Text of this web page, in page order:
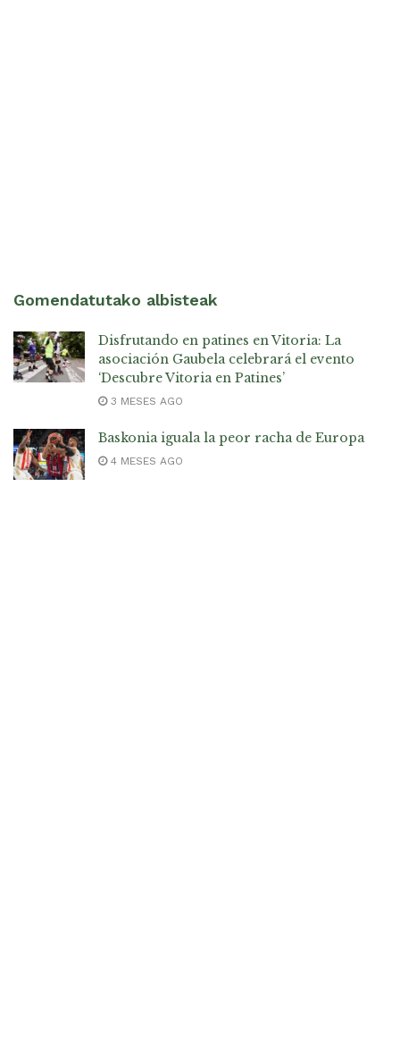
Gomendatutako albisteak
Disfrutando en patines en Vitoria: La
asociación Gaubela celebrará el evento
‘Descubre Vitoria en Patines’
3 MESES AGO
Baskonia iguala la peor racha de Europa
4 MESES AGO